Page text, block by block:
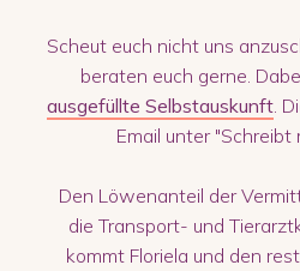
Scheut euch nicht uns
beraten euch gerne.
ausgefüllte Selbstauskunft.
Email unter "Schreibt
Den Löwenanteil der
die Transport- und
kommt Floriela und den